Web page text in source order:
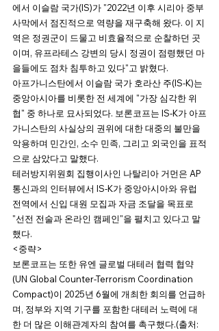
에서 이슬람 국가(IS)가 "2022년 이후 시리아 중부
사막에서 점진적으로 역량을 재구축해 왔다. 이 지
역은 정권군이 드물고 비효율적으로 순찰하던 곳
이며, 유프라테스 강변의 당시 정권이 점령했던 마
을들에도 점차 침투하고 있다"고 밝혔다.
아프가니스탄에서 이슬람 국가 호라산 주(IS-K)는
중앙아시아를 비롯한 전 세계에 "가장 심각한 위
협" 중 하나로 묘사되었다. 보론코프는 IS-K가 아프
가니스탄의 사실상의 권위에 대한 대중의 불만을
악용하며 민간인, 소수 민족, 그리고 외국인을 표적
으로 삼았다고 말했다.
테러방지위원회 집행이사인 나탈리아 거먼은 AP
통신과의 인터뷰에서 IS-K가 중앙아시아와 유럽
전역에서 신입 대원 모집과 자금 조달을 목표로
"선전 전술과 온라인 캠페인"을 펼치고 있다고 말
했다.
<중략>
보론코프는 또한 유엔 글로벌 대테러 협력 협약
(UN Global Counter-Terrorism Coordination
Compact)이 2025년 6월에 개최한 회의를 언급하
며, 정부와 지역 기구를 포함한 대테러 노력에 대
한 더 많은 이해관계자의 참여를 촉구했다.(출처: